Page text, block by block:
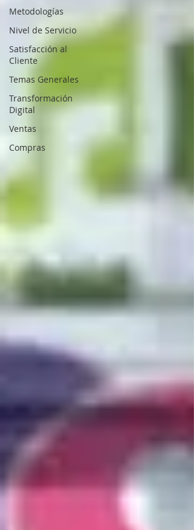
Metodologías
Nivel de Servicio
Satisfacción al
Cliente
Temas Generales
Transformación
Digital
Ventas
Compras